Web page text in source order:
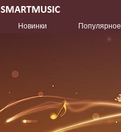
Новинки Популярное